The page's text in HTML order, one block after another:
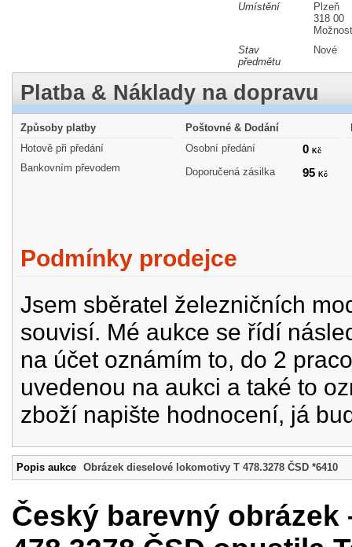
Umístění
Plzeň
318 00
Stav
předmětu
Nové
Platba & Náklady na dopravu
Způsoby platby
Hotově při předání
Bankovním převodem
Poštovné & Dodání
Osobní předání
0 Kč
Doporučená zásilka 95 Kč
Podmínky prodejce
Jsem sběratel železničních
souvisí. Mé aukce se řídí
na účet oznámím to, do 2
uvedenou na aukci a také to
zboží napište hodnocení, já
Popis aukce Obrázek dieselové lokomotivy T 478.3278 ČSD *6410
Český barevný obrázek